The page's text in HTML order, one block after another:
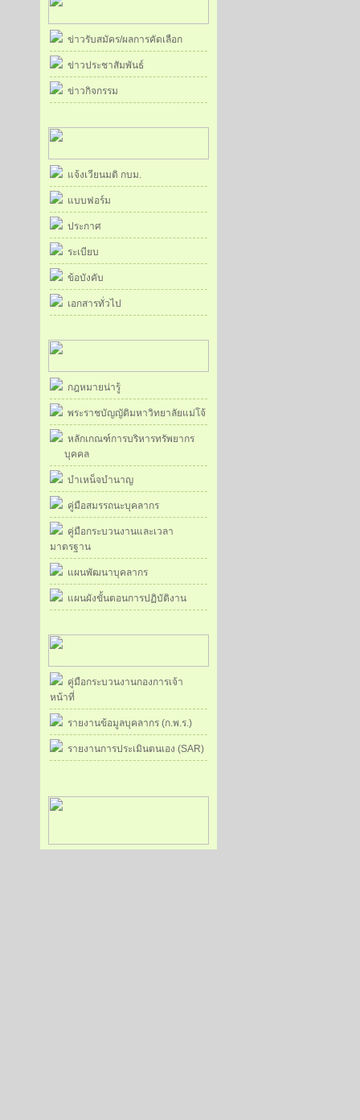
ข่าวรับสมัคร/ผลการคัดเลือก
ข่าวประชาสัมพันธ์
ข่าวกิจกรรม
แจ้งเวียนมติ กบม.
แบบฟอร์ม
ประกาศ
ระเบียบ
ข้อบังคับ
เอกสารทั่วไป
กฎหมายน่ารู้
พระราชบัญญัติมหาวิทยาลัยแม่โจ้
หลักเกณฑ์การบริหารทรัพยากร
บุคคล
บำเหน็จบำนาญ
คู่มือสมรรถนะบุคลากร
คู่มือกระบวนงานและเวลา
มาตรฐาน
แผนพัฒนาบุคลากร
แผนผังขั้นตอนการปฏิบัติงาน
คู่มือกระบวนงานกองการเจ้า
หน้าที่
รายงานข้อมูลบุคลากร (ก.พ.ร.)
รายงานการประเมินตนเอง (SAR)